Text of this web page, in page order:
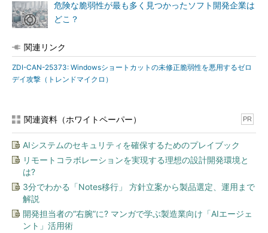
危険な脆弱性が最も多く見つかったソフト開発企業は
どこ？
関連リンク
ZDI-CAN-25373: Windowsショートカットの未修正脆弱性を悪用するゼロ
デイ攻撃（トレンドマイクロ）
関連資料（ホワイトペーパー） PR
AIシステムのセキュリティを確保するためのプレイブック
リモートコラボレーションを実現する理想の設計開発環境と
は?
3分でわかる「Notes移行」 方針立案から製品選定、運用まで
解説
開発担当者の“右腕”に? マンガで学ぶ製造業向け「AIエージェ
ント」活用術